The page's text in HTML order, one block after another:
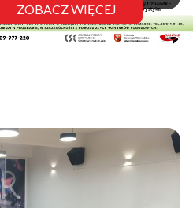
ZOBACZ WIĘCEJ